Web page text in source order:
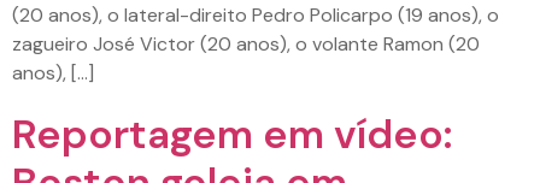
(20 anos), o lateral-direito Pedro Policarpo (19 anos), o
zagueiro José Victor (20 anos), o volante Ramon (20
anos), […]
Reportagem em vídeo: